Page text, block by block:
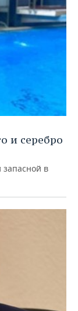
и серебро
запасной в